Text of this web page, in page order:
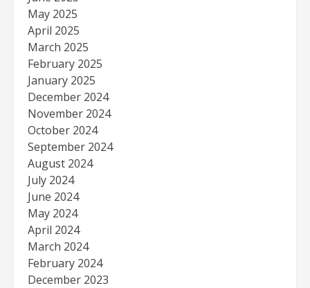
May 2025
April 2025
March 2025
February 2025
January 2025
December 2024
November 2024
October 2024
September 2024
August 2024
July 2024
June 2024
May 2024
April 2024
March 2024
February 2024
December 2023